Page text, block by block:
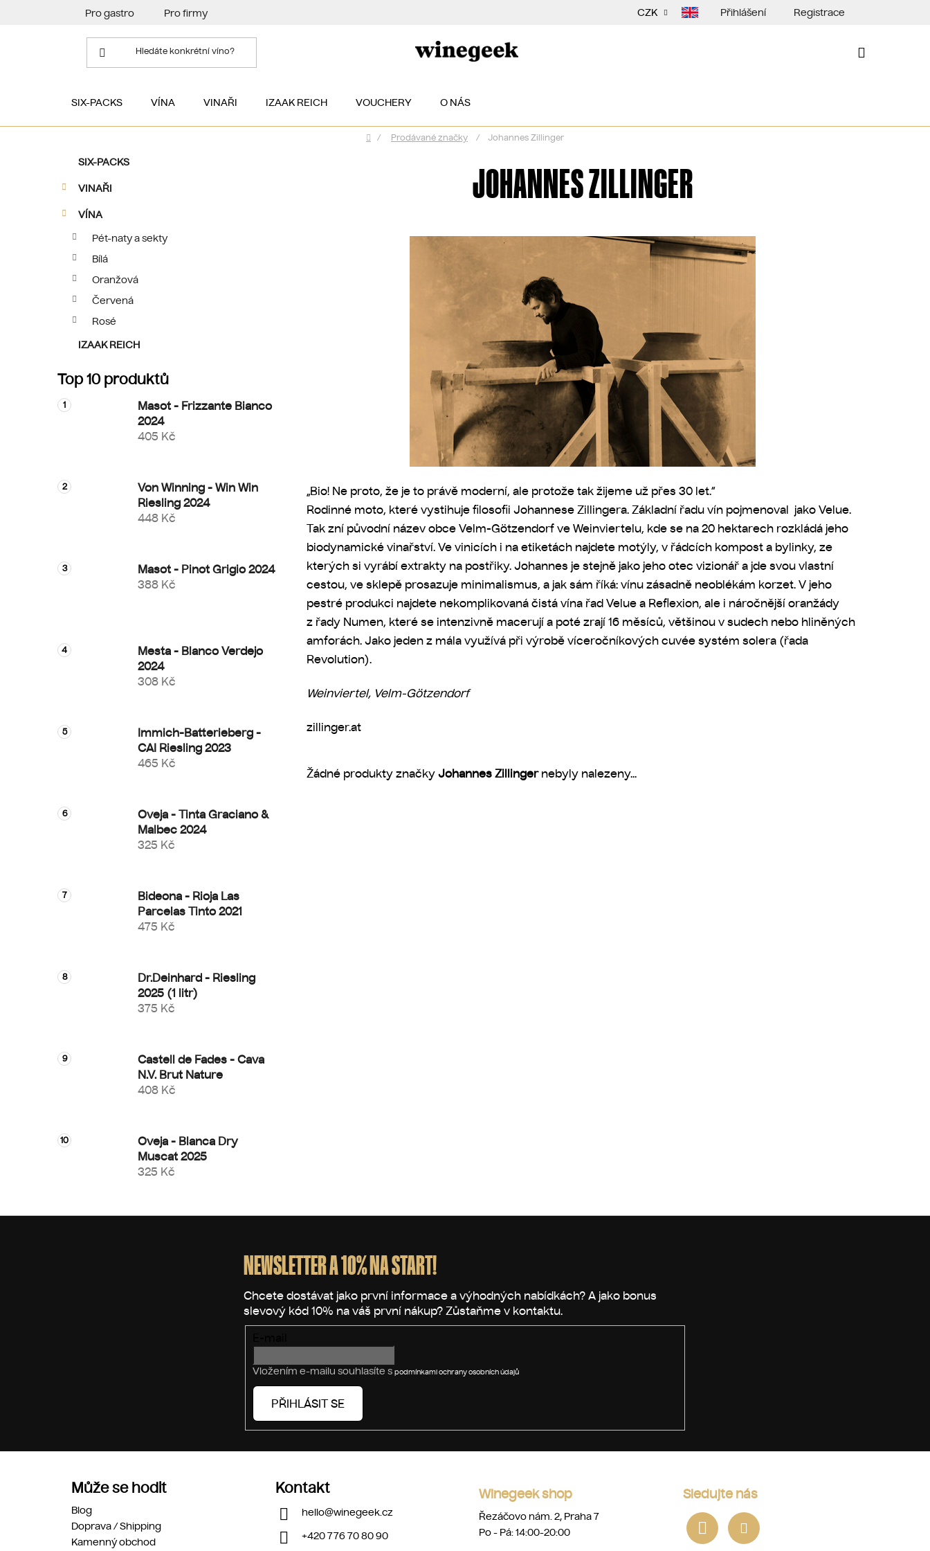
Pro gastro Pro firmy CZK Přihlášení Registrace
SIX-PACKS VÍNA VINAŘI IZAAK REICH VOUCHERY O NÁS
Domů
/ Prodávané značky / Johannes Zillinger
s
t
e
Přeskočit
g
SIX-PACKS
VINAŘI
VÍNA
Pét-naty a sekty
Bílá
Oranžová
Červená
Rosé
IZAAK REICH
Top 10 produktů
Masot - Frizzante Bianco
2024
405 Kč
Von Winning - Win Win
Riesling 2024
448 Kč
Masot - Pinot Grigio 2024
388 Kč
Mesta - Blanco Verdejo
2024
308 Kč
Immich-Batterieberg -
CAI Riesling 2023
465 Kč
Oveja - Tinta Graciano &
Malbec 2024
325 Kč
Bideona - Rioja Las
Parcelas Tinto 2021
475 Kč
Dr.Deinhard - Riesling
2025 (1 litr)
375 Kč
Castell de Fades - Cava
N.V. Brut Nature
408 Kč
Oveja - Blanca Dry
Muscat 2025
325 Kč
JOHANNES ZILLINGER
„Bio! Ne proto, že je to právě moderní, ale protože tak žijeme už přes 30 let.“
Rodinné moto, které vystihuje filosofii Johannese Zillingera. Základní řadu vín pojmenoval jako Velue.
Tak zní původní název obce Velm-Götzendorf ve Weinviertelu, kde se na 20 hektarech rozkládá jeho
biodynamické vinařství. Ve vinicích i na etiketách najdete motýly, v řádcích kompost a bylinky, ze
kterých si vyrábí extrakty na postřiky. Johannes je stejně jako jeho otec vizionář a jde svou vlastní
cestou, ve sklepě prosazuje minimalismus, a jak sám říká: vínu zásadně neoblékám korzet. V jeho
pestré produkci najdete nekomplikovaná čistá vína řad Velue a Reflexion, ale i náročnější oranžády
z řady Numen, které se intenzivně macerují a poté zrají 16 měsíců, většinou v sudech nebo hliněných
amforách. Jako jeden z mála využívá při výrobě víceročníkových cuvée systém solera (řada
Revolution).
Weinviertel, Velm-Götzendorf
zillinger.at
Žádné produkty značky Johannes Zillingernebyly nalezeny...
NEWSLETTER A 10% NA START!
Vložením e-mailu souhlasíte s podmínkami ochrany osobních údajů
PŘIHLÁSIT SE
Může se hodit
Blog
Doprava / Shipping
Kamenný obchod
Kontakt
hello@winegeek.cz
+420 776 70 80 90
Winegeek shop
Řezáčovo nám. 2, Praha 7
Po - Pá: 14:00-20:00
Sledujte nás